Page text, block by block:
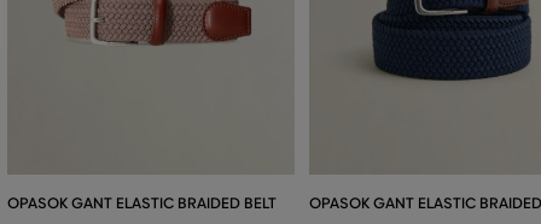
OPASOK GANT ELASTIC BRAIDED BELT OPASOK GANT ELASTIC